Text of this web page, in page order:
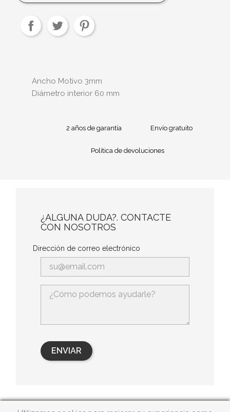
Ancho Motivo 3mm
Diámetro interior 60 mm
2 años de garantía Envío gratuito
Política de devoluciones
¿ALGUNA DUDA?. CONTACTE
CON NOSOTROS
Dirección de correo electrónico